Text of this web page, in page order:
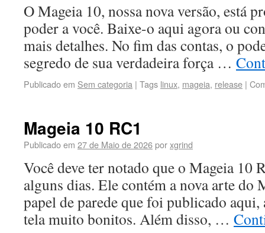
O Mageia 10, nossa nova versão, está
poder a você. Baixe-o aqui agora ou
mais detalhes. No fim das contas, o
segredo de sua verdadeira força …
Publicado em Sem categoria | Tags linux, mageia, release |
Mageia 10 RC1
Publicado em 27 de Maio de 2026porxgrind
Você deve ter notado que o Mageia 10
alguns dias. Ele contém a nova arte do
papel de parede que foi publicado aqui,
tela muito bonitos. Além disso, …